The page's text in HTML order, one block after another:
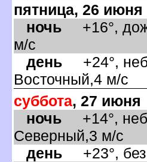
пятница, 26 июня
ночь +16°,
м/с
день +24°,
осточный,4 м/с
суббота, 27 июня
ночь +14°,
Северный,3 м/с
день +23°, без